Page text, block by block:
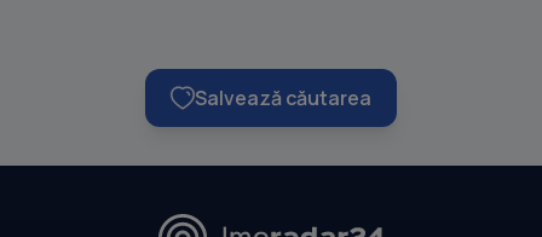
Salvează căutarea